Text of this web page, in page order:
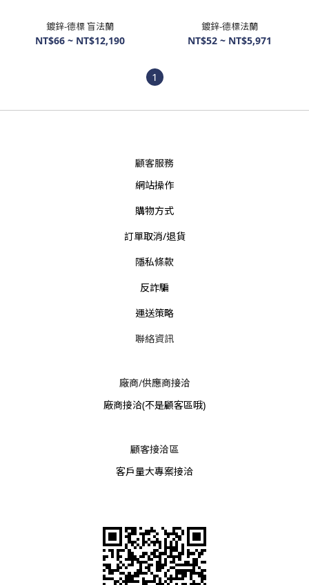
鍍鋅-德標 盲法蘭
NT$66 ~ NT$12,190
鍍鋅-德標法蘭
NT$52 ~ NT$5,971
1
顧客服務
網站操作
購物方式
訂單取消/退貨
隱私條款
反詐騙
運送策略
聯絡資訊
廠商/供應商接洽
廠商接洽(不是顧客區哦)
顧客接洽區
客戶量大專案接洽